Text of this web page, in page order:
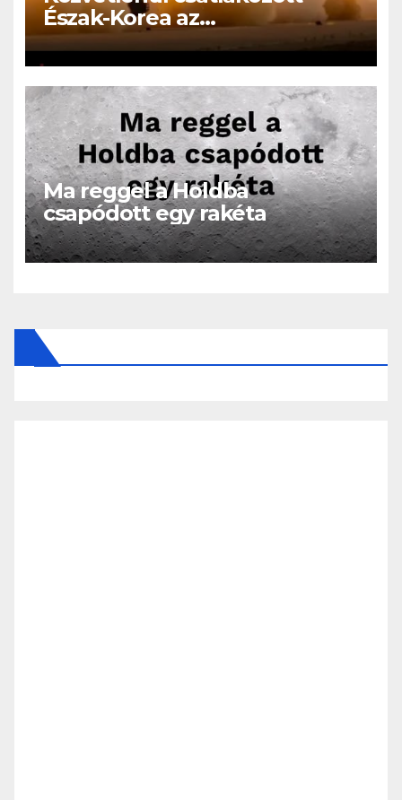
Észak-Korea az
Oroszországban folyó
háborúhoz!
Ma reggel a Holdba
csapódott egy rakéta